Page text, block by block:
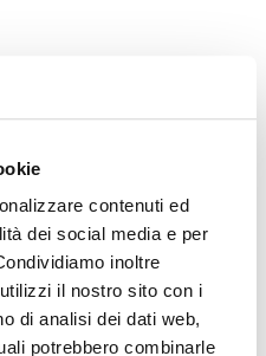
contenuti ed
dei social media e per
inoltre
il nostro sito con i
di analisi dei dati web,
potrebbero combinarle